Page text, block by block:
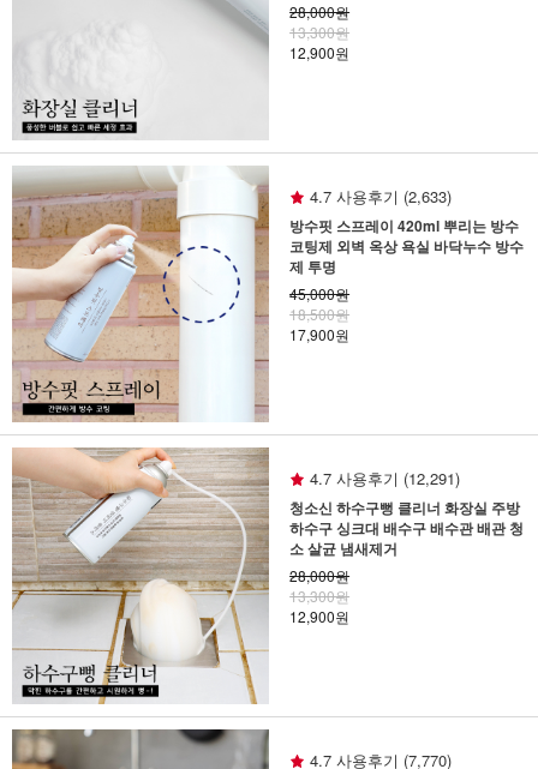
28,000원
13,300원
12,900원
4.7 사용후기 (2,633)
방수핏 스프레이 420ml 뿌리는 방수
코팅제 외벽 옥상 욕실 바닥누수 방수
제 투명
45,000원
18,500원
17,900원
4.7 사용후기 (12,291)
청소신 하수구뻥 클리너 화장실 주방
하수구 싱크대 배수구 배수관 배관 청
소 살균 냄새제거
28,000원
13,300원
12,900원
4.7 사용후기 (7,770)